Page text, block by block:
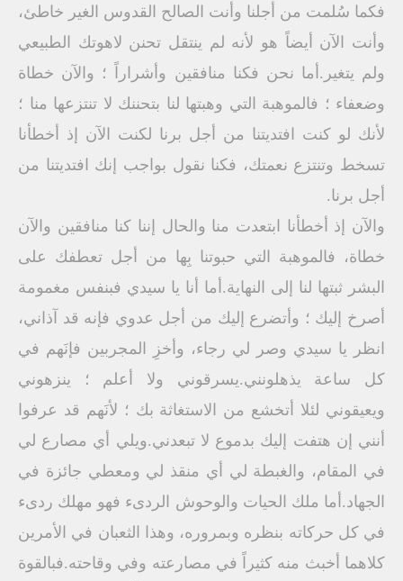
فكما سُلمت من أجلنا وأنت الصالح القدوس الغير خاطئ،
وأنت الآن أيضاً هو لأنه لم ينتقل تحنن لاهوتك الطبيعي
ولم يتغير.أما نحن فكنا منافقين وأشراراً ؛ والآن خطاة
وضعفاء ؛ فالموهبة التي وهبتها لنا بتحننك لا تنتزعها منا ؛
لأنك لو كنت افتديتنا من أجل برنا لكنت الآن إذ أخطأنا
تسخط وتنتزع نعمتك، فكنا نقول بواجب إنك افتديتنا من
أجل برنا.
والآن إذ أخطأنا ابتعدت منا والحال إننا كنا منافقين والآن
خطاة، فالموهبة التي حبوتنا بِها من أجل تعطفك على
البشر ثبتها لنا إلى النهاية.أما أنا يا سيدي فبنفس مغمومة
أصرخ إليك ؛ وأتضرع إليك من أجل عدوي فإنه قد آذاني،
انظر يا سيدي وصر لي رجاء، وأخزِ المجربين فإنَهم في
كل ساعة يذهلونني.يسرقوني ولا أعلم ؛ ينزهوني
ويعيقوني لئلا أتخشع من الاستغاثة بك ؛ لأنَهم قد عرفوا
أنني إن هتفت إليك بدموع لا تبعدني.ويلي أي مصارع لي
في المقام، والغبطة لي أي منقذ لي ومعطي جائزة في
الجهاد.أما ملك الحيات والوحوش الردىء فهو مهلك ردىء
في كل حركاته بنظره وبمروره، وهذا الثعبان في الأمرين
كلاهما أخبث منه كثيراً في مصارعته وفي وقاحته.فبالقوة